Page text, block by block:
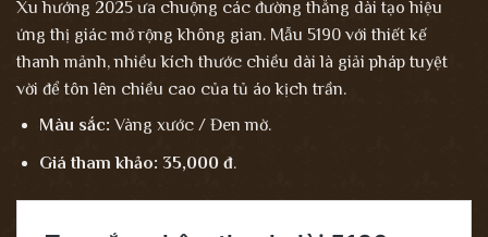
Xu hướng 2025 ưa chuộng các đường thẳng dài tạo hiệu
ứng thị giác mở rộng không gian. Mẫu 5190 với thiết kế
thanh mảnh, nhiều kích thước chiều dài là giải pháp tuyệt
vời để tôn lên chiều cao của tủ áo kịch trần.
Màu sắc: Vàng xước / Đen mờ.
Giá tham khảo: 35,000 đ.